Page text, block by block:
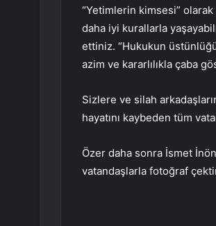
“Yetimlerin kimsesi” olarak
daha iyi kurallarla
ettiniz. “Hukukun
azim ve kararlılıkla çaba
Sizlere ve silah
hayatını kaybeden tüm
Özer daha sonra İsmet
vatandaşlarla fotoğraf